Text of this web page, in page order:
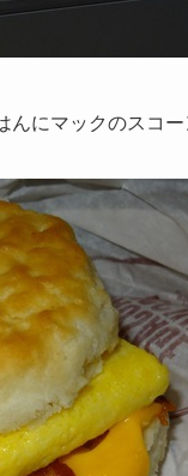
にマックのスコー